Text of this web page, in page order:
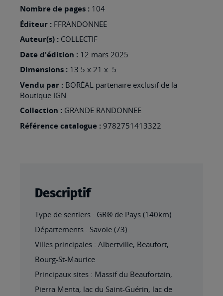
BEAUFORTAIN
Nombre de pages : 104
Éditeur : FFRANDONNEE
Auteur(s) : COLLECTIF
Date d'édition : 12 mars 2025
Dimensions : 13.5 x 21 x .5
Vendu par : BORÉAL partenaire exclusif de la
Boutique IGN
Collection : GRANDE RANDONNEE
Référence catalogue : 9782751413322
Descriptif
Type de sentiers : GR® de Pays (140km)
Départements : Savoie (73)
Villes principales : Albertville, Beaufort,
Bourg-St-Maurice
Principaux sites : Massif du Beaufortain,
Pierra Menta, lac du Saint-Guérin, lac de